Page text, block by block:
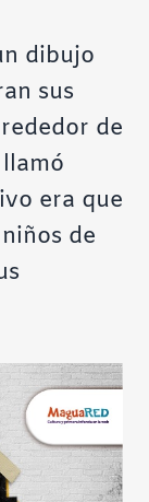
dibujo
sus
de
era que
de